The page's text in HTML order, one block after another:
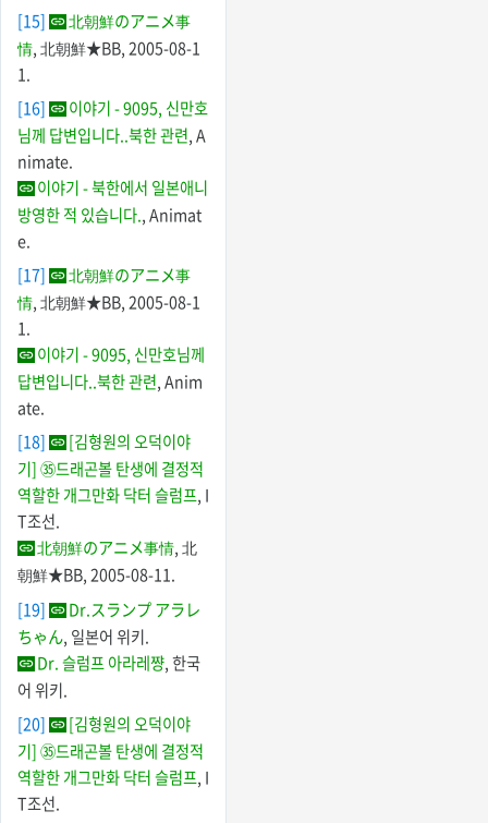
[15]
北朝鮮のアニメ事
情, 北朝鮮★BB, 2005-08-1
1.
[16]
이야기 - 9095, 신만호
님께 답변입니다..북한 관련, A
nimate.
이야기 - 북한에서 일본애니
방영한 적 있습니다., Animat
e.
[17]
北朝鮮のアニメ事
情, 北朝鮮★BB, 2005-08-1
1.
이야기 - 9095, 신만호님께
답변입니다..북한 관련, Anim
ate.
[18]
[김형원의 오덕이야
기] ㉟드래곤볼 탄생에 결정적
역할한 개그만화 닥터 슬럼프, I
T조선.
北朝鮮のアニメ事情, 北
朝鮮★BB, 2005-08-11.
[19]
Dr.スランプ アラレ
ちゃん, 일본어 위키.
Dr. 슬럼프 아라레쨩, 한국
어 위키.
[20]
[김형원의 오덕이야
기] ㉟드래곤볼 탄생에 결정적
역할한 개그만화 닥터 슬럼프, I
T조선.